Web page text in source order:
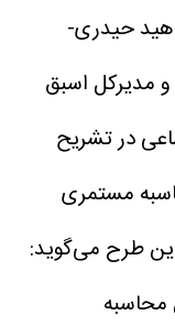
حیدری-
مدیرکل اسبق
در تشریح
مستمری
این طرح می‌گوید:
محاسبه